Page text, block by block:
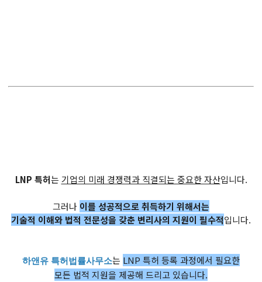
LNP 특허는 기업의 미래 경쟁력과 직결되는 중요한 자산입니다.
그러나 이를 성공적으로 취득하기 위해서는
기술적 이해와 법적 전문성을 갖춘 변리사의 지원이 필수적입니다.
하앤유 특허법률사무소는 LNP 특허 등록 과정에서 필요한
모든 법적 지원을 제공해 드리고 있습니다.